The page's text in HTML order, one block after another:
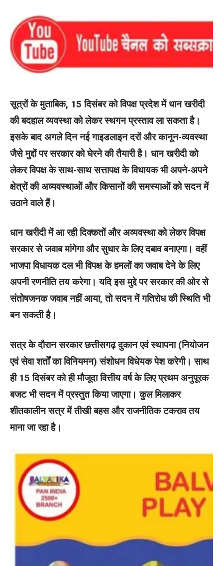
सूत्रों के मुताबिक, 15 दिसंबर को विपक्ष प्रदेश में धान खरीदी
की बदहाल व्यवस्था को लेकर स्थगन प्रस्ताव ला सकता है।
इसके बाद अगले दिन नई गाइडलाइन दरों और कानून-व्यवस्था
जैसे मुद्दों पर सरकार को घेरने की तैयारी है। धान खरीदी को
लेकर विपक्ष के साथ-साथ सत्तापक्ष के विधायक भी अपने-अपने
क्षेत्रों की अव्यवस्थाओं और किसानों की समस्याओं को सदन में
उठाने वाले हैं।
धान खरीदी में आ रही दिक्कतों और अव्यवस्था को लेकर विपक्ष
सरकार से जवाब मांगेगा और सुधार के लिए दबाव बनाएगा। वहीं
भाजपा विधायक दल भी विपक्ष के हमलों का जवाब देने के लिए
अपनी रणनीति तय करेगा। यदि इस मुद्दे पर सरकार की ओर से
संतोषजनक जवाब नहीं आया, तो सदन में गतिरोध की स्थिति भी
बन सकती है।
सत्र के दौरान सरकार छत्तीसगढ़ दुकान एवं स्थापना (नियोजन
एवं सेवा शर्तों का विनियमन) संशोधन विधेयक पेश करेगी। साथ
ही 15 दिसंबर को ही मौजूदा वित्तीय वर्ष के लिए प्रथम अनुपूरक
बजट भी सदन में प्रस्तुत किया जाएगा। कुल मिलाकर
शीतकालीन सत्र में तीखी बहस और राजनीतिक टकराव तय
माना जा रहा है।